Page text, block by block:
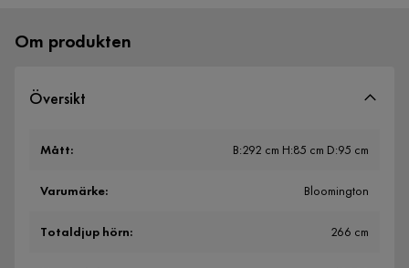
Om produkten
Översikt
Mått: B:292 cm H:85 cm D:95 cm
Varumärke: Bloomington
Totaldjup hörn: 266 cm